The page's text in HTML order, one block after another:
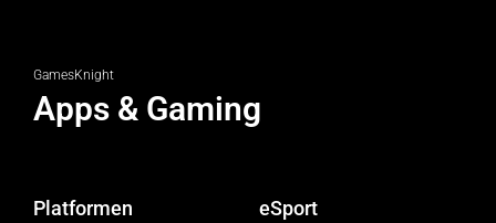
GamesKnight
Apps & Gaming
Platformen eSport